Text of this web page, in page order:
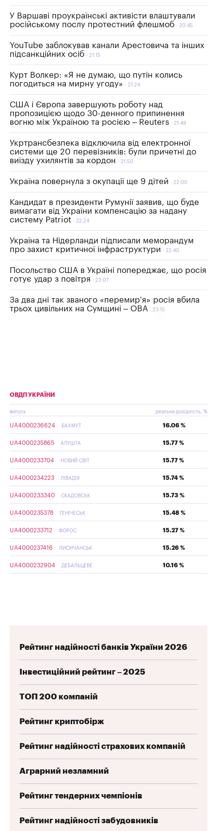
У Варшаві проукраїнські активісти влаштували
російському послу протестний флешмоб
20:45
YouTube заблокував канали Арестовича та інших
підсанкційних осіб
21:15
Курт Волкер: «Я не думаю, що путін колись
погодиться на мирну угоду»
21:24
США і Європа завершують роботу над
пропозицією щодо 30-денного припинення
вогню між Україною та росією – Reuters
21:49
Укртрансбезпека відключила від електронної
системи ще 20 перевізників: були причетні до
виїзду ухилянтів за кордон
21:50
Україна повернула з окупації ще 9 дітей 22:00
Кандидат в президенти Румунії заявив, що буде
вимагати від України компенсацію за надану
систему Patriot
22:24
Україна та Нідерланди підписали меморандум
про захист критичної інфраструктури
22:40
Посольство США в Україні попереджає, що росія
готує удар з повітря
23:07
За два дні так званого «перемир’я» росія вбила
трьох цивільних на Сумщині – ОВА
23:15
ОВДП УКРАЇНИ
випуск реальна дохідність, %
UA4000236624 БАХМУТ 16.06 %
UA4000235865 АЛУШТА 15.77 %
UA4000233704 НОВИЙ СВІТ 15.77 %
UA4000234223 ЛІВАДІЯ 15.74 %
UA4000233340 СКАДОВСЬК 15.73 %
UA4000235378 ГЕНІЧЕСЬК 15.48 %
UA4000233712 ФОРОС 15.27 %
UA4000237416 ЛИСИЧАНСЬК 15.26 %
UA4000232904 ДЕБАЛЬЦЕВЕ 10.16 %
Рейтинг надійності банків України 2026
Інвестиційний рейтинг – 2025
ТОП 200 компаній
Рейтинг криптобірж
Рейтинг надійності страхових компаній
Аграрний незламний
Рейтинг тендерних чемпіонів
Рейтинг надійності забудовників